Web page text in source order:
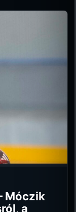
Móczik
a